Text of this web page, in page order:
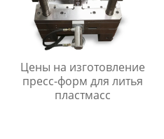
Цены на изготовление
пресс-форм для литья
пластмасс